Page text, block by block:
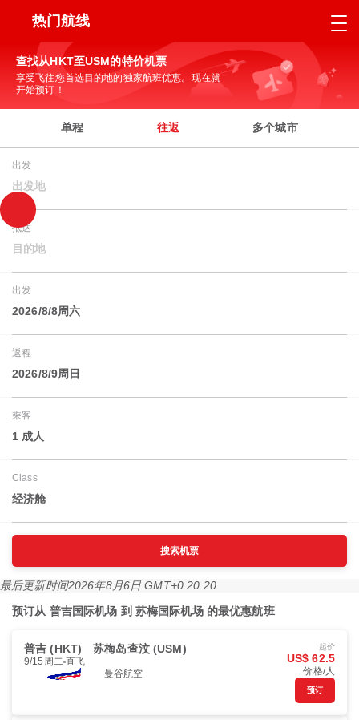
热门航线
查找从HKT至USM的特价机票
享受飞往您首选目的地的独家航班优惠。现在就
开始预订！
单程 往返 多个城市
出发
出发地
抵达
目的地
出发
2026/8/8周六
返程
2026/8/9周日
乘客
1 成人
Class
经济舱
搜索机票
最后更新时间2026年8月6日 GMT+0 20:20
预订从 普吉国际机场 到 苏梅国际机场 的最优惠航班
普吉 (HKT) 苏梅岛查汶 (USM)
9/15周二 直飞
曼谷航空
起价
US$ 62.5
价格/人
预订